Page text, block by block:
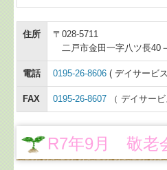
住所
〒028-5711
二戸市金田一字八ツ長40
電話 0195-26-8606 ( デイサービ
FAX 0195-26-8607 （ デイサー
R7年9月 敬老